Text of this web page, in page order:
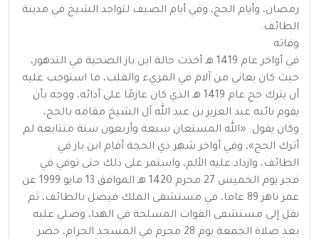
رمضان، وأيام الحج، وفي أيام الصيف لتواجد الشيخ في مدينة
الطائف.
وفاته
في أواخر عام 1419 هـ أخذت حالة ابن باز الصحية في التدهور،
حيث كان يعاني من آلام في المريء والقلب، ما استوجب عليه
أن يترك حج عام 1419 هـ الذي كان عازمًا على أدائه، ووجه بأن
يقوم نائبه عبد العزيز بن عبد الله آل الشيخ مقامه بالحج،
وكان يقول: «الله المستعان سبعة وأربعون سنة متتابعة لم
أترك الحج»، وفي أواخر شهر ذي الحجة أقام ابن باز في
الطائف، وازداد عليه الألم، واستمر على ذلك حتى توفي في
فجر يوم الخميس 27 محرم 1420 هـ الموافق 13 مايو 1999 عن
عمر ناهز 89 عاما، في مستشفى الملك فيصل بالطائف، ثم
نقل إلى مستشفى القوات المسلحة في الهدا، وصلي عليه
بعد صلاة الجمعة يوم 28 محرم في المسجد الحرام، حضر